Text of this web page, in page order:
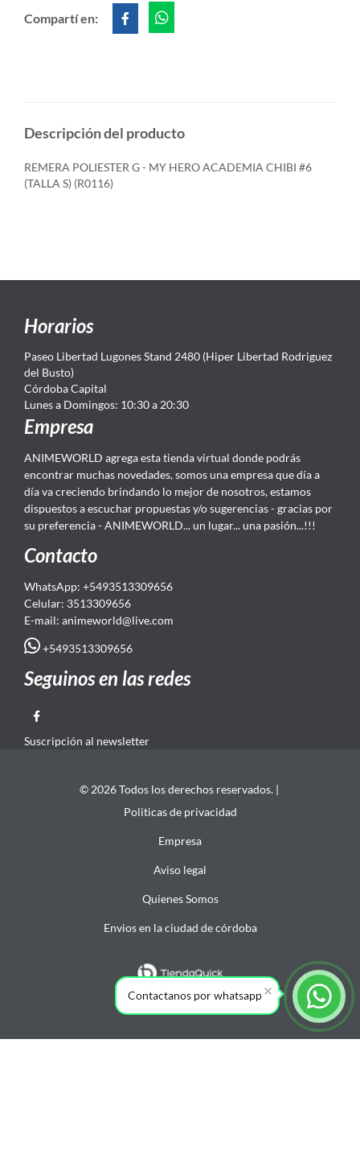
Compartí en:
Descripción del producto
REMERA POLIESTER G - MY HERO ACADEMIA CHIBI #6
(TALLA S) (R0116)
Horarios
Paseo Libertad Lugones Stand 2480 (Hiper Libertad Rodriguez
del Busto)
Córdoba Capital
Lunes a Domingos: 10:30 a 20:30
Empresa
ANIMEWORLD agrega esta tienda virtual donde podrás
encontrar muchas novedades, somos una empresa que día a
día va creciendo brindando lo mejor de nosotros, estamos
dispuestos a escuchar propuestas y/o sugerencias - gracias por
su preferencia - ANIMEWORLD... un lugar... una pasión...!!!
Contacto
WhatsApp: +5493513309656
Celular: 3513309656
E-mail: animeworld@live.com
+5493513309656
Seguinos en las redes
Suscripción al newsletter
© 2026 Todos los derechos reservados. |
Politicas de privacidad
Empresa
Aviso legal
Quienes Somos
Envios en la ciudad de córdoba
Contactanos por whatsapp